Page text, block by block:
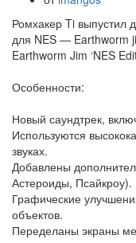
Ромхакер Ti выпустил
для NES — Earthworm
Earthworm Jim ‘NES
Особенности:
Новый саундтрек,
Используются
звуках.
Добавлены
Астероиды, Псайкроу).
Графические
объектов.
Переделаны экраны